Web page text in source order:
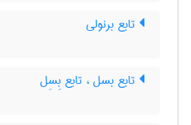
تابع برنولی
تابع بسل ، تابع بِسِل